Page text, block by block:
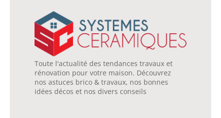
Toute l'actualité des tendances travaux et
rénovation pour votre maison. Découvrez
nos astuces brico & travaux, nos bonnes
idées décos et nos divers conseils